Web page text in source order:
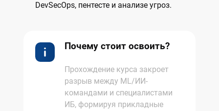
DevSecOps, пентесте и анализе угроз.
Почему стоит освоить?
Прохождение курса закроет
разрыв между ML/ИИ-
командами и специалистами
ИБ, формируя прикладные